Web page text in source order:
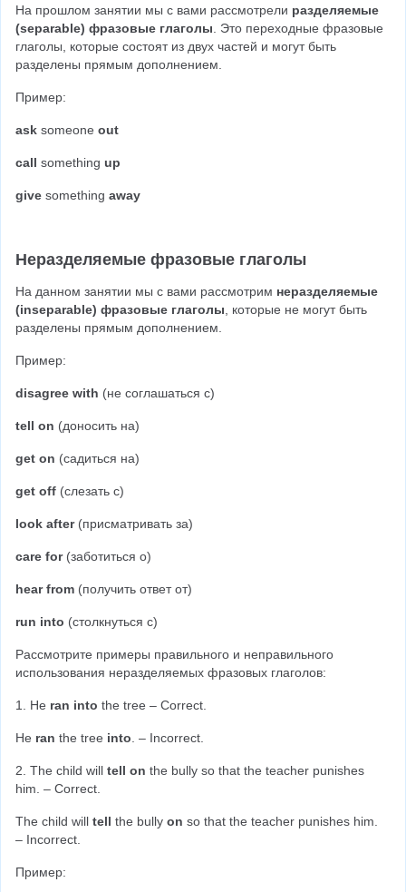
На прошлом занятии мы с вами рассмотрели разделяемые
(separable) фразовые глаголы . Это переходные фразовые
глаголы, которые состоят из двух частей и могут быть
разделены прямым дополнением.
Пример:
ask someone out
call something up
give something away
Неразделяемые фразовые глаголы
На данном занятии мы с вами рассмотрим неразделяемые
(inseparable) фразовые глаголы , которые не могут быть
разделены прямым дополнением.
Пример:
disagree with (не соглашаться с)
tell on (доносить на)
get on (садиться на)
get off (слезать с)
look after (присматривать за)
care for (заботиться о)
hear from (получить ответ от)
run into (столкнуться с)
Рассмотрите примеры правильного и неправильного
использования неразделяемых фразовых глаголов:
1. He ran into the tree – Correct.
He ran the tree into . – Incorrect.
2. The child will tell on the bully so that the teacher punishes
him. – Correct.
The child will tell the bully on so that the teacher punishes him.
– Incorrect.
Пример: